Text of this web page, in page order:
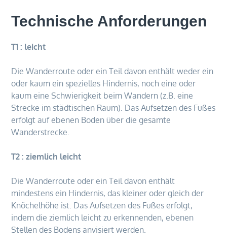
Technische Anforderungen
T1 : leicht
Die Wanderroute oder ein Teil davon enthält weder ein
oder kaum ein spezielles Hindernis, noch eine oder
kaum eine Schwierigkeit beim Wandern (z.B. eine
Strecke im städtischen Raum). Das Aufsetzen des Fußes
erfolgt auf ebenen Boden über die gesamte
Wanderstrecke.
T2 : ziemlich leicht
Die Wanderroute oder ein Teil davon enthält
mindestens ein Hindernis, das kleiner oder gleich der
Knöchelhöhe ist. Das Aufsetzen des Fußes erfolgt,
indem die ziemlich leicht zu erkennenden, ebenen
Stellen des Bodens anvisiert werden.